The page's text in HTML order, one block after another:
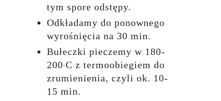
tym spore odstępy.
Odkładamy do ponownego
wyrośnięcia na 30 min.
Bułeczki pieczemy w 180-
200° C z termoobiegiem do
zrumienienia, czyli ok. 10-
15 min.